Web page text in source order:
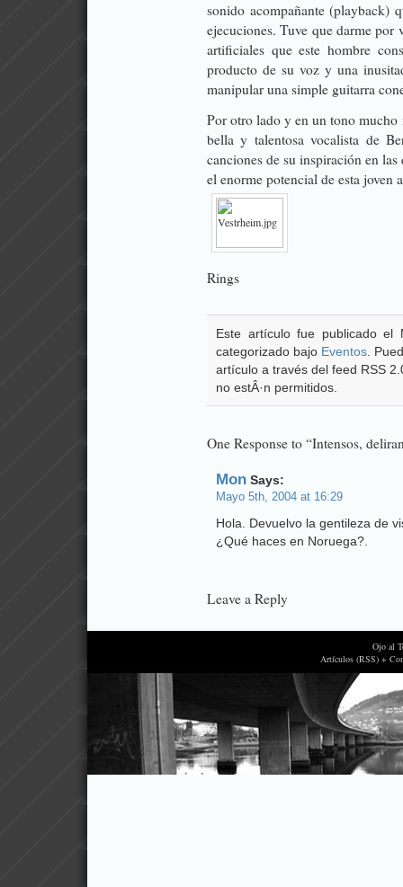
sonido acompañante (playback)
ejecuciones. Tuve que darme por
artificiales que este hombre
producto de su voz y una
manipular una simple guitarra
Por otro lado y en un tono
bella y talentosa vocalista de
canciones de su inspiración en
el enorme potencial de esta joven
Rings
Este artículo fue publicado
categorizado bajo Eventos .
artículo a través del feed RSS
no estÂ·n permitidos.
One Response to “Intensos,
Mon Says:
Mayo 5th, 2004 at 16:29
Hola. Devuelvo la gentileza de
¿Qué haces en Noruega?.
Leave a Reply
Ojo al
Artículos (RSS) +